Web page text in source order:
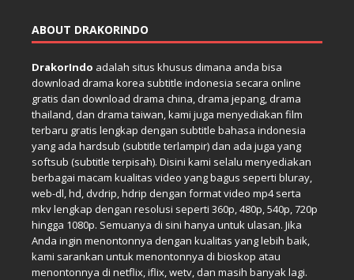
ABOUT DRAKORINDO
DrakorIndo adalah situs khusus dimana anda bisa
download drama korea subtitle indonesia secara online
gratis dan download drama china, drama jepang, drama
thailand, dan drama taiwan, kami juga menyediakan film
terbaru gratis lengkap dengan subtitle bahasa indonesia
yang ada hardsub (subtitle terlampir) dan ada juga yang
softsub (subtitle terpisah). Disini kami selalu menyediakan
berbagai macam kualitas video yang bagus seperti bluray,
web-dl, hd, dvdrip, hdrip dengan format video mp4 serta
mkv lengkap dengan resolusi seperti 360p, 480p, 540p, 720p
hingga 1080p. Semuanya di sini hanya untuk ulasan. Jika
Anda ingin menontonnya dengan kualitas yang lebih baik,
kami sarankan untuk menontonnya di bioskop atau
menontonnya di netflix, iflix, wetv, dan masih banyak lagi.